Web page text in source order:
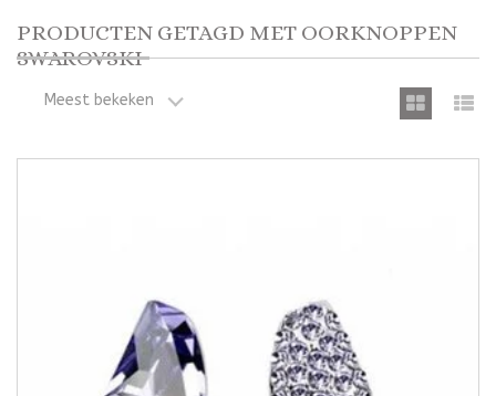
PRODUCTEN GETAGD MET OORKNOPPEN
SWAROVSKI
Meest bekeken